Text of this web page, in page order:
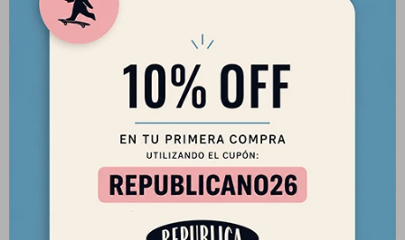
Bermuda Híbrida Maui and Sons
- Azul Denim